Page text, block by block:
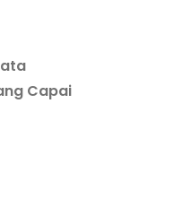
Capai